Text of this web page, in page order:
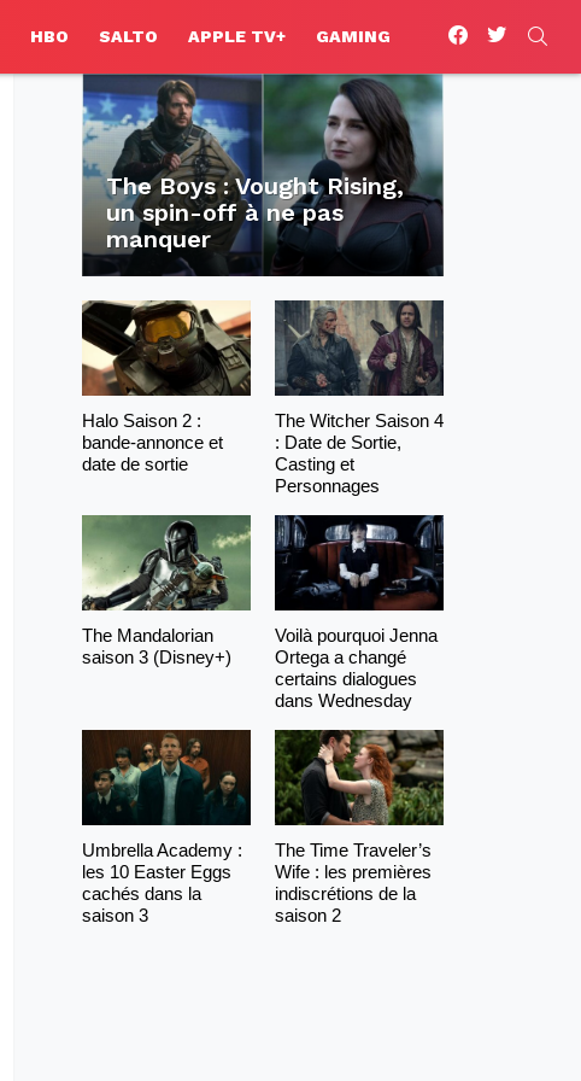
HBO SALTO APPLE TV+ GAMING
facebooktwitter
The Boys : Vought Rising,
un spin-off à ne pas
manquer
Halo Saison 2 :
bande-annonce et
date de sortie
The Witcher Saison 4
: Date de Sortie,
Casting et
Personnages
The Mandalorian
saison 3 (Disney+)
Voilà pourquoi Jenna
Ortega a changé
certains dialogues
dans Wednesday
Umbrella Academy :
les 10 Easter Eggs
cachés dans la
saison 3
The Time Traveler’s
Wife : les premières
indiscrétions de la
saison 2